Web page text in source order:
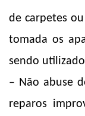
de carpetes
tomada os
sendo
– Não abuse
reparos